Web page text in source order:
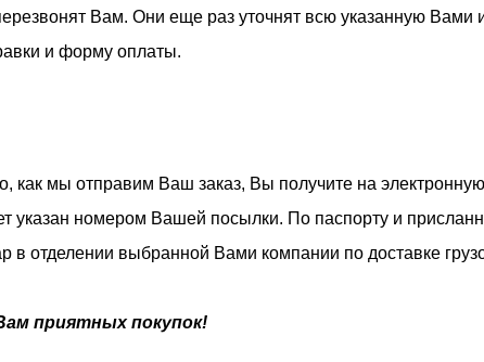
Вам. Они еще раз уточнят всю указанную
и форму оплаты.
как мы отправим Ваш заказ, Вы получите на
указан номером Вашей посылки. По паспорту и
в отделении выбранной Вами компании по доставке
приятных покупок!